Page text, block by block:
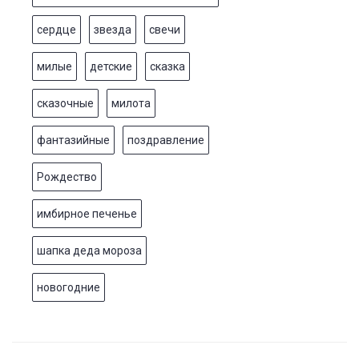
сердце звезда свечи
милые детские сказка
сказочные милота
фантазийные поздравление
Рождество
имбирное печенье
шапка деда мороза
новогодние